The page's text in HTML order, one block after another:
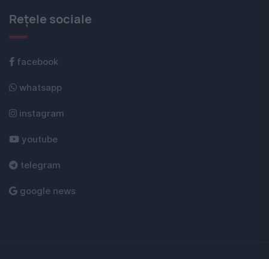
Rețele sociale
facebook
whatsapp
instagram
youtube
telegram
google news